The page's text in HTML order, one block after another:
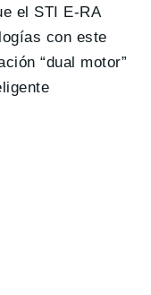
el STI E-RA
con este
“dual motor”